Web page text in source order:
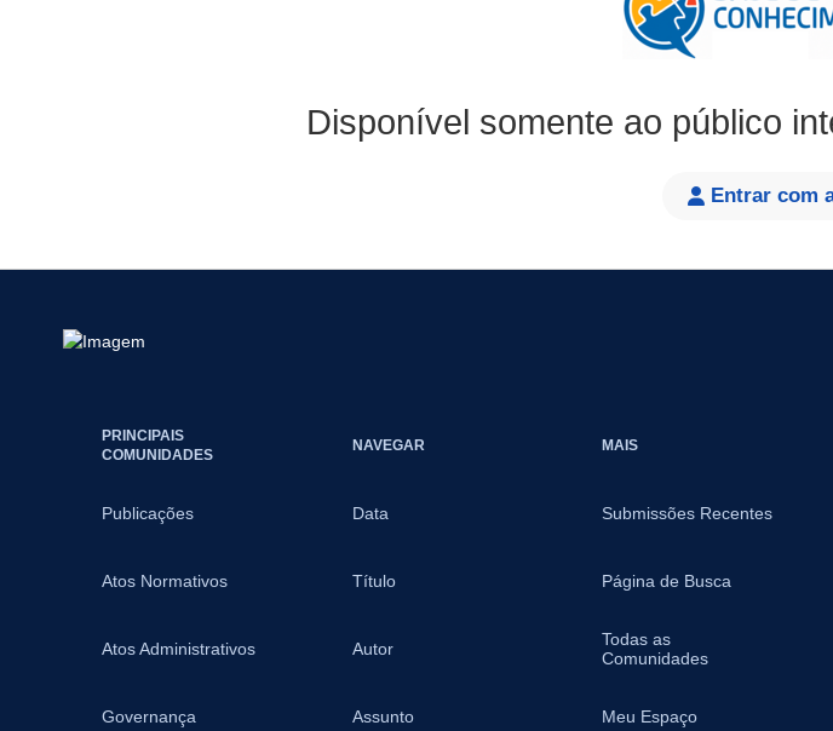
Disponível somente ao público
Entrar com
PRINCIPAIS
COMUNIDADES
Publicações
Atos Normativos
Atos Administrativos
Governança
NAVEGAR
Data
Título
Autor
Assunto
MAIS
Submissões Recentes
Página de Busca
Todas as
Comunidades
Meu Espaço